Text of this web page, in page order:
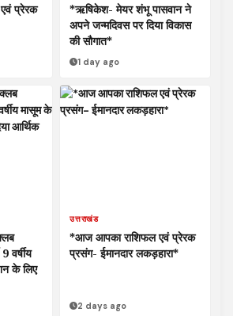
प्रेरक
*ऋषिकेश- मेयर शंभू पासवान ने
अपने जन्मदिवस पर दिया विकास
की सौगात*
1 day ago
वर्षीय
के लिए
उत्तराखंड
*आज आपका राशिफल एवं प्रेरक
प्रसंग- ईमानदार लकड़हारा*
2 days ago